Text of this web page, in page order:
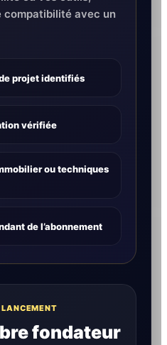
compatibilité avec un
projet identifiés
vérifiée
ou techniques
de l’abonnement
LANCEMENT
fondateur